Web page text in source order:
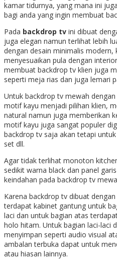
kamar tidurnya, yang mana ini
bagi anda yang ingin membuat
Pada backdrop tv ini dibuat
juga elegan namun terlihat lebih
dengan desain minimalis modern,
menyesuaikan pula dengan
membuat backdrop tv klien juga
seperti meja rias dan juga lemari
Untuk backdrop tv mewah
motif kayu menjadi pilihan klien,
natural namun juga memberikan
motif kayu juga sangat populer
backdrop tv saja akan tetapi
set dll.
Agar tidak terlihat monoton
sedikit warna black dan panel
keindahan pada backdrop tv
Karena backdrop tv dibuat
terdapat kabinet gantung untuk
laci dan untuk bagian atas
holo hitam. Untuk bagian laci-laci
menyimpan seperti audio visual
ambalan terbuka dapat untuk
atau hiasan lainnya.